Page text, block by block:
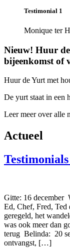
Testimonial 1
Monique ter
Nieuw! Huur
bijeenkomst of
Huur de Yurt met
De yurt staat in een
Leer meer over alle
Actueel
Gitte: 16 december
Ed, Chef, Fred, Ted
geregeld, het
was ook meer dan
terug Belinda: 20
ontvangst, […]